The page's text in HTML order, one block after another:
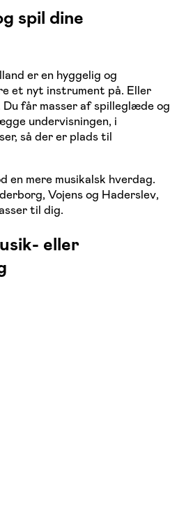
spil dine
er en hyggelig og
et nyt instrument på. Eller
får masser af spilleglæde og
undervisningen, i
så der er plads til
mere musikalsk hverdag.
Vojens og Haderslev,
til dig.
eller